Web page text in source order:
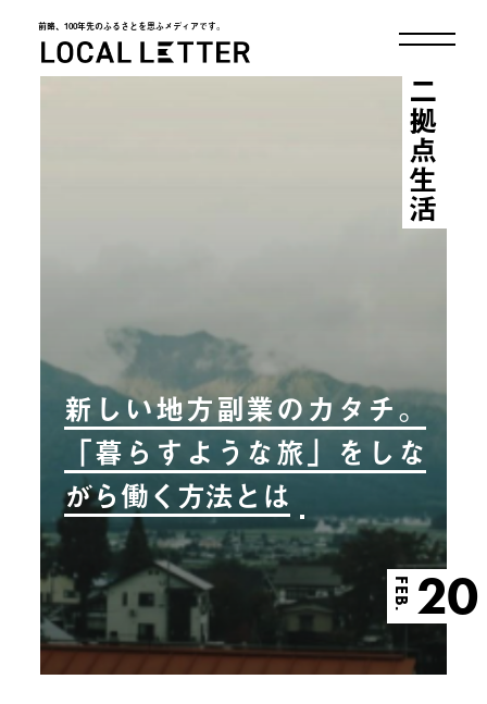
前略、100年先のふるさとを思ふメディアです。
LOCAL LETTER
新しい地方副業のカタチ。
「暮らすような旅」をしな
がら働く方法とは
FEB. 20
二拠点生活